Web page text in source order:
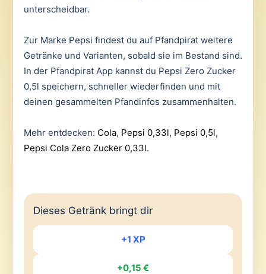
unterscheidbar.
Zur Marke Pepsi findest du auf Pfandpirat weitere
Getränke und Varianten, sobald sie im Bestand sind.
In der Pfandpirat App kannst du Pepsi Zero Zucker
0,5l speichern, schneller wiederfinden und mit
deinen gesammelten Pfandinfos zusammenhalten.
Mehr entdecken: Cola, Pepsi 0,33l, Pepsi 0,5l,
Pepsi Cola Zero Zucker 0,33l.
Dieses Getränk bringt dir
+1 XP
+0,15 €